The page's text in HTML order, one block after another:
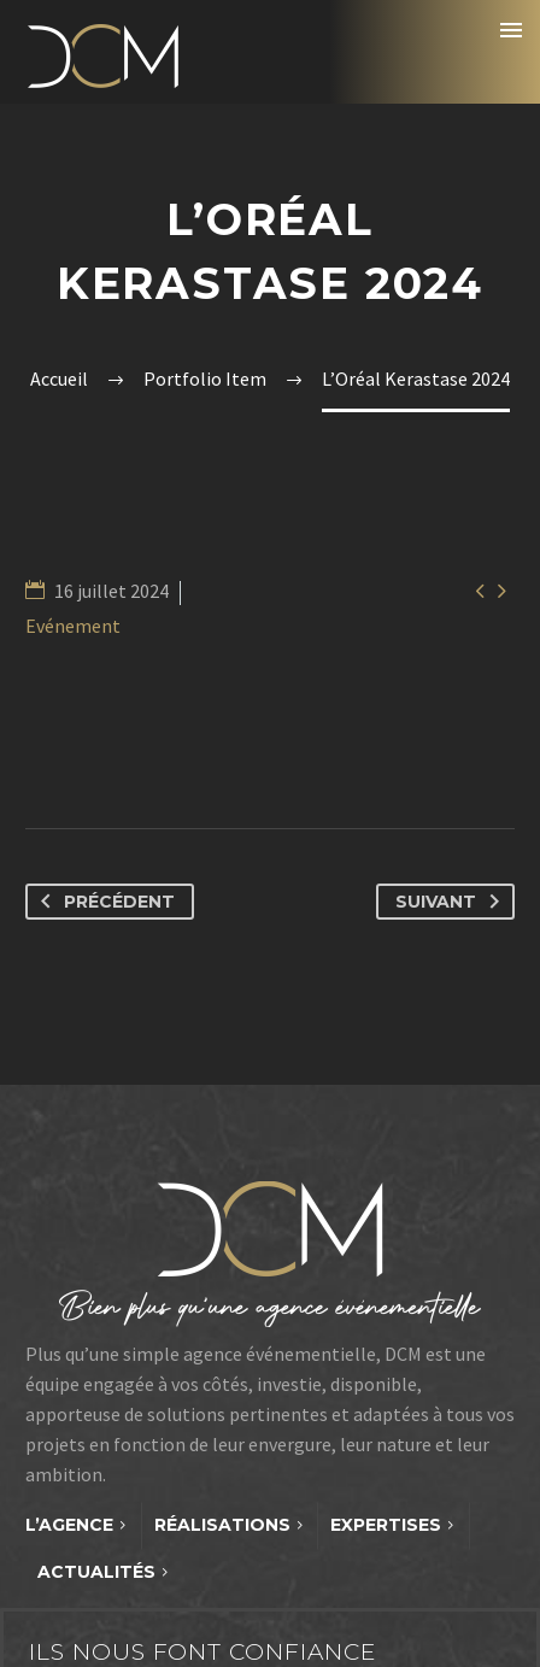
L’ORÉAL
KERASTASE 2024
Accueil Portfolio Item L’Oréal Kerastase 2024
 
16 juillet 2024
Evénement
PRÉCÉDENT SUIVANT
Plus qu’une simple agence événementielle, DCM est une
équipe engagée à vos côtés, investie, disponible,
apporteuse de solutions pertinentes et adaptées à tous vos
projets en fonction de leur envergure, leur nature et leur
ambition.
L’AGENCE RÉALISATIONS EXPERTISES
ACTUALITÉS
ILS NOUS FONT CONFIANCE